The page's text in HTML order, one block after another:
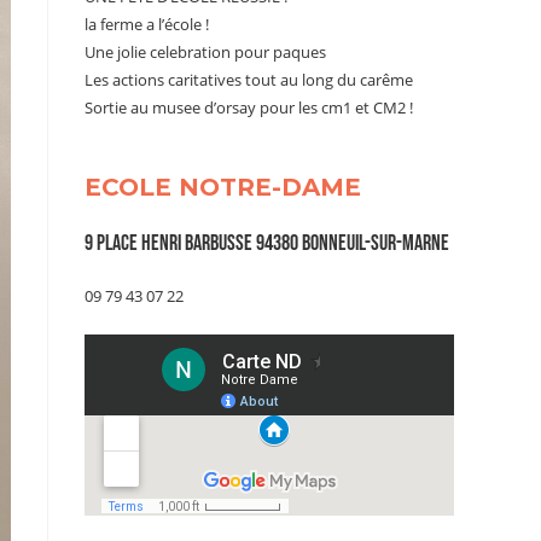
la ferme a l’école !
Une jolie celebration pour paques
Les actions caritatives tout au long du carême
Sortie au musee d’orsay pour les cm1 et CM2 !
ECOLE NOTRE-DAME
9 Place Henri Barbusse 94380 Bonneuil-sur-Marne
09 79 43 07 22